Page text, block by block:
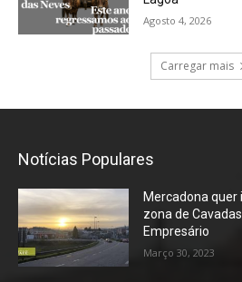
Agosto 4, 2026
Carregar mais
Notícias Populares
Mercadona
zona de
Empresário
Março 30, 2023